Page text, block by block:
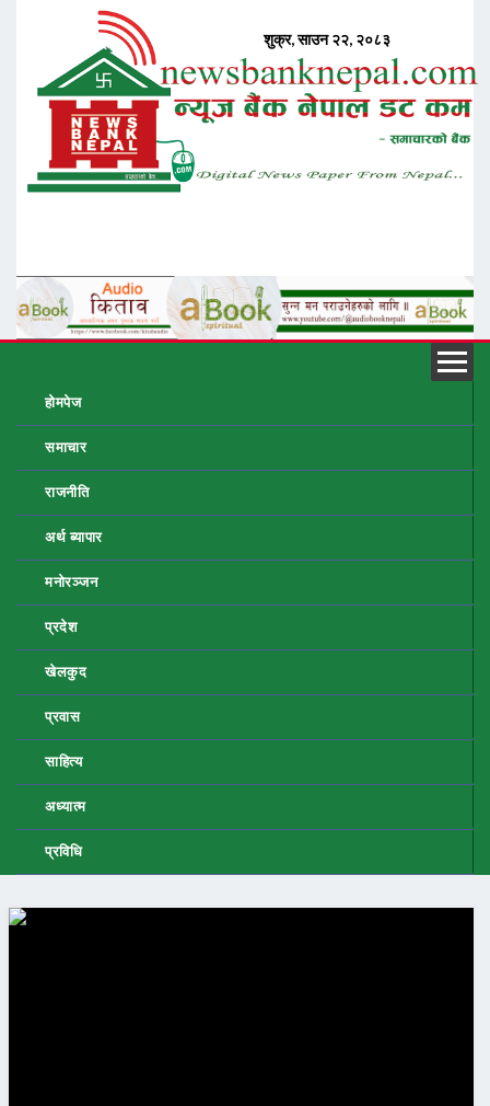
होमपेज
समाचार
राजनीति
अर्थ ब्यापार
मनोरञ्जन
प्रदेश
खेलकुद
प्रवास
साहित्य
अध्यात्म
प्रविधि